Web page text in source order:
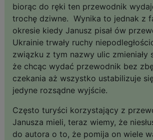
biorąc do ręki ten przewodnik
trochę dziwne. Wynika to jednak z
okresie kiedy Janusz pisał ów
Ukrainie trwały ruchy
związku z tym nazwy ulic zmieniały
że chcąc wydać przewodnik bez
czekania aż wszystko ustabilizuje
jedyne rozsądne wyjście.
Często turyści korzystający z
Janusza mieli, teraz wiemy, że
do autora o to, że pomija on wiele